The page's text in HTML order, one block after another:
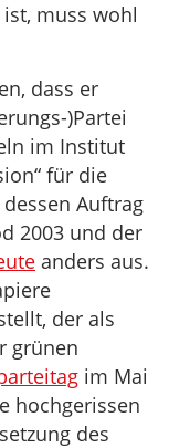
muss wohl
dass er
)Partei
im Institut
für die
Auftrag
2003 und der
anders aus.
der als
grünen
im Mai
hochgerissen
des